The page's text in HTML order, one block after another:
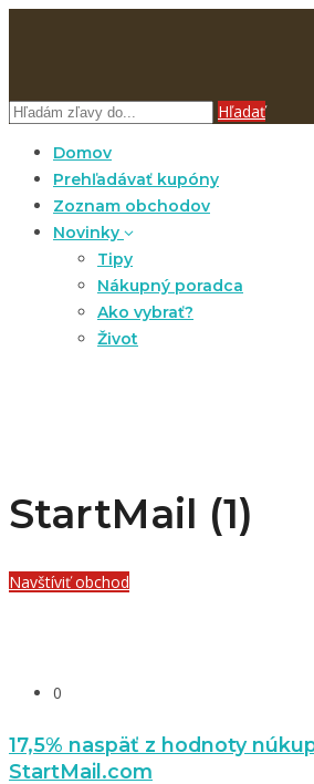
Hľadať
Domov
Prehľadávať kupóny
Zoznam obchodov
Novinky
Tipy
Nákupný poradca
Ako vybrať?
Život
StartMail (1)
Navštíviť obchod
0
17,5% naspäť z hodnoty
StartMail.com